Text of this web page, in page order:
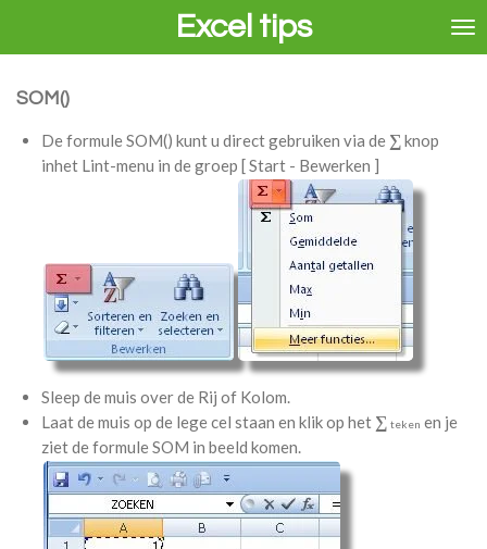
de
Excel tips
SOM()
De formule SOM() kunt u direct gebruiken via de ∑knop
inhet Lint-menu in de groep [ Start - Bewerken ]
Sleep de muis over de Rij of Kolom.
Laat de muis op de lege cel staan en klik op het ∑ teken en je
ziet de formule SOM in beeld komen.